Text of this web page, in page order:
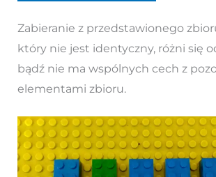
Zabieranie z przedstawionego
który nie jest identyczny, różni się
bądź nie ma wspólnych cech z
elementami zbioru.